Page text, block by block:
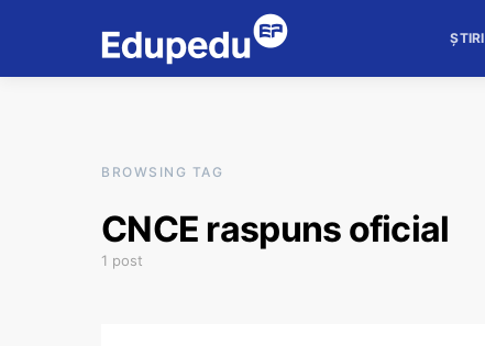
ȘTIRI
BROWSING TAG
CNCE raspuns oficial
1 post